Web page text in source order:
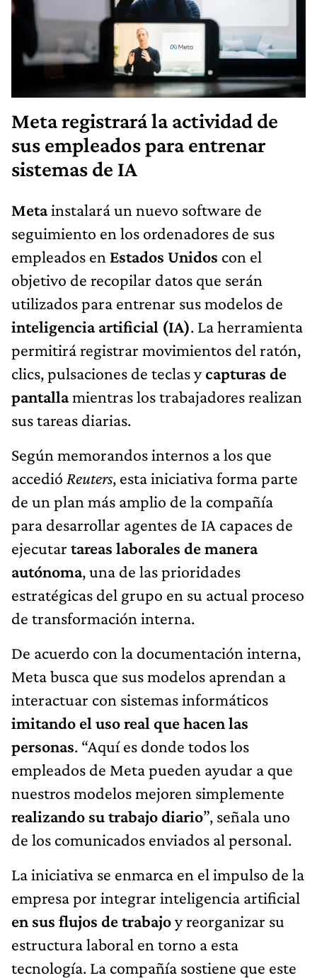
Meta registrará la actividad de
sus empleados para entrenar
sistemas de IA
Metainstalará un nuevo software de
seguimiento en los ordenadores de sus
empleados en Estados Unidos con el
objetivo de recopilar datos que serán
utilizados para entrenar sus modelos de
inteligencia artificial (IA). La herramienta
permitirá registrar movimientos del ratón,
clics, pulsaciones de teclas ycapturas de
pantallamientras los trabajadores realizan
sus tareas diarias.
Según memorandos internos a los que
accedió Reuters, esta iniciativa forma parte
de un plan más amplio de la compañía
para desarrollar agentes de IA capaces de
ejecutar tareas laborales de manera
autónoma, una de las prioridades
estratégicas del grupo en su actual proceso
de transformación interna.
De acuerdo con la documentación interna,
Meta busca que sus modelos aprendan a
interactuar con sistemas informáticos
imitando el uso real que hacen las
personas. “Aquí es donde todos los
empleados de Meta pueden ayudar a que
nuestros modelos mejoren simplemente
realizando su trabajo diario”, señala uno
de los comunicados enviados al personal.
La iniciativa se enmarca en el impulso de la
empresa por integrar inteligencia artificial
en sus flujos de trabajoy reorganizar su
estructura laboral en torno a esta
tecnología. La compañía sostiene que este